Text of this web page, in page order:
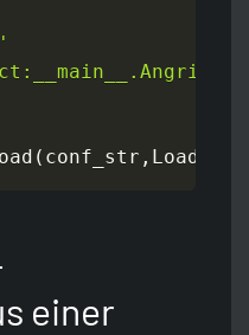
( conf_str , Loader
einer